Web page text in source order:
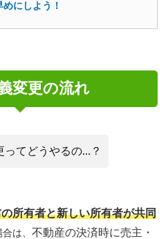
にしよう！
変更の流れ
ってどうやるの…？
所有者と新しい所有者が共同
は、 不動産の決済時に売主・